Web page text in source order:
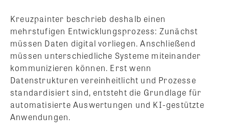
Kreuzpainter beschrieb deshalb einen
mehrstufigen Entwicklungsprozess: Zunächst
müssen Daten digital vorliegen. Anschließend
müssen unterschiedliche Systeme miteinander
kommunizieren können. Erst wenn
Datenstrukturen vereinheitlicht und Prozesse
standardisiert sind, entsteht die Grundlage für
automatisierte Auswertungen und KI-gestützte
Anwendungen.